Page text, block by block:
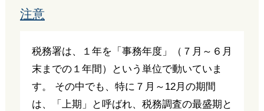
注意
税務署は、１年を「事務年度」（７月～６月
末までの１年間）という単位で動いていま
す。 その中でも、特に７月～12月の期間
は、「上期」と呼ばれ、税務調査の最盛期と